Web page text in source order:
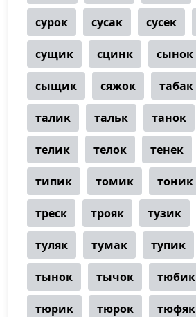
сурок сусак сусек
сущик сцинк сынок
сыщик сяжок табак
талик тальк танок
телик телок тенек
типик томик тоник
треск трояк тузик
туляк тумак тупик
тынок тычок тюбик
тюрик тюрок тюфяк